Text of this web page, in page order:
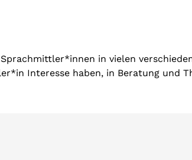
in vielen
Interesse haben, in Beratung und